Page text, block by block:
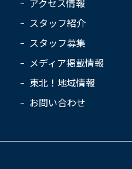
アクセス情報
スタッフ紹介
スタッフ募集
メディア掲載情報
東北！地域情報
お問い合わせ